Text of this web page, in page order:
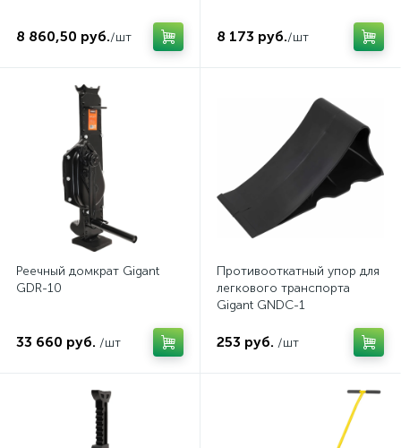
8 860,50 руб./шт 8 173 руб./шт
Реечный домкрат Gigant
GDR-10
33 660 руб. /шт
Противооткатный упор для
легкового транспорта
Gigant GNDC-1
253 руб. /шт